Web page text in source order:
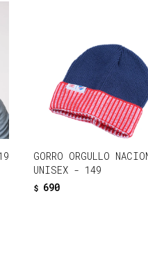
GORRO ORGULLO
UNISEX - 149
$ 690